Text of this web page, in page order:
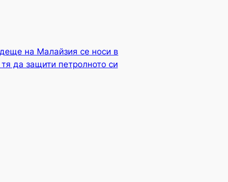
на Малайзия се носи в
да защити петролното си